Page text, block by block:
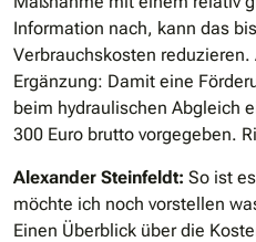
Information nach, kann das
Verbrauchskosten
Ergänzung: Damit eine
beim hydraulischen Abgleich
300 Euro brutto vorgegeben.
Alexander Steinfeldt: So ist
möchte ich noch vorstellen
Einen Überblick über die